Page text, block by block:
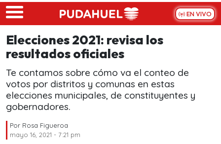
Skip to main content
EN VIVO
Elecciones 2021: revisa los
resultados oficiales
Te contamos sobre cómo va el conteo de
votos por distritos y comunas en estas
elecciones municipales, de constituyentes y
gobernadores.
Por Rosa Figueroa
mayo 16, 2021 - 7:21 pm